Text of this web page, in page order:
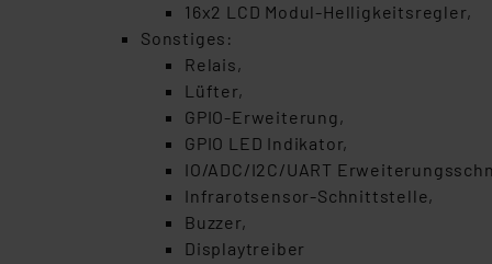
Unsere Kooperation mit
Impressum
16x2 LCD Modul-Helligkeitsregler,
Sonstiges:
Relais,
Lüfter,
GPIO-Erweiterung,
GPIO LED Indikator,
IO/ADC/I2C/UART
Infrarotsensor-Schnittstelle,
Buzzer,
Displaytreiber